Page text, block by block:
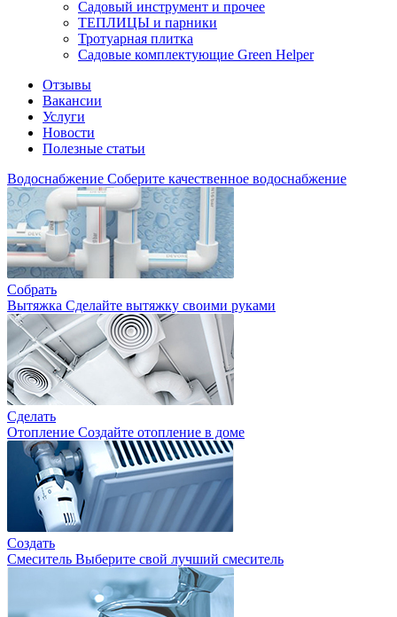
Садовый инструмент и прочее
ТЕПЛИЦЫ и парники
Тротуарная плитка
Садовые комплектующие Green Helper
Отзывы
Вакансии
Услуги
Новости
Полезные статьи
Водоснабжение Соберите качественное водоснабжение
Собрать
Вытяжка Сделайте вытяжку своими руками
Сделать
Отопление Создайте отопление в доме
Создать
Смеситель Выберите свой лучший смеситель